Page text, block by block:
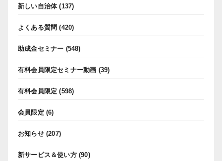
新しい自治体(137)
よくある質問 (420)
助成金セミナー (548)
有料会員限定セミナー動画 (39)
有料会員限定 (598)
会員限定 (6)
お知らせ(207)
新サービス＆使い方(90)